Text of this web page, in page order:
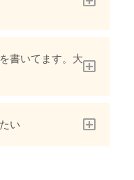
書いてます。大
い